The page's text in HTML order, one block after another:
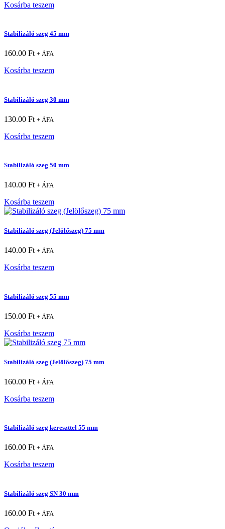
Kosárba teszem
Stabilizáló szeg 45 mm
160.00 Ft + ÁFA
Kosárba teszem
Stabilizáló szeg 30 mm
130.00 Ft + ÁFA
Kosárba teszem
Stabilizáló szeg 50 mm
140.00 Ft + ÁFA
Kosárba teszem
Stabilizáló szeg (Jelölőszeg) 75 mm
140.00 Ft + ÁFA
Kosárba teszem
Stabilizáló szeg 55 mm
150.00 Ft + ÁFA
Kosárba teszem
Stabilizáló szeg (Jelölőszeg) 75 mm
160.00 Ft + ÁFA
Kosárba teszem
Stabilizáló szeg kereszttel 55 mm
160.00 Ft + ÁFA
Kosárba teszem
Stabilizáló szeg SN 30 mm
160.00 Ft + ÁFA